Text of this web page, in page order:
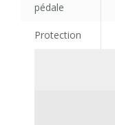
pédale
Protection